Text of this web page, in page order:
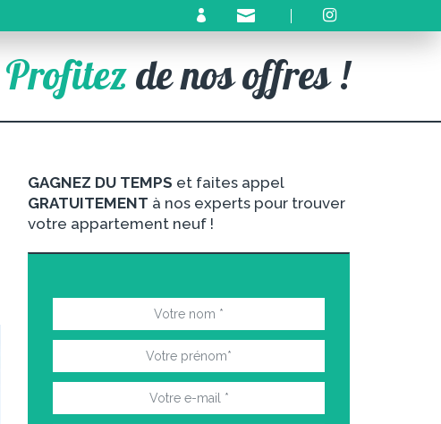
Profitezde nos offres !
GAGNEZ DU TEMPS et faites appel
GRATUITEMENT à nos experts pour trouver
votre appartement neuf !